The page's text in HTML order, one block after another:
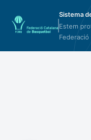
Sistema
Estem